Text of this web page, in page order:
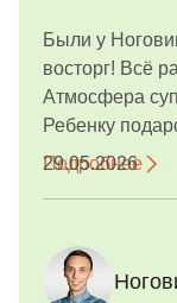
Были у
восторг! Всё
Атмосфера
Ребенку
Подробнее
29.05.2026